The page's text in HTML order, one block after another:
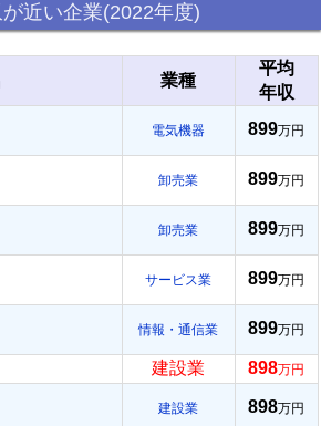
近い企業(2022年度)
業種
平均
年収
電気機器 899万円
卸売業 899万円
卸売業 899万円
サービス業 899万円
情報・通信業 899万円
建設業 898万円
建設業 898万円